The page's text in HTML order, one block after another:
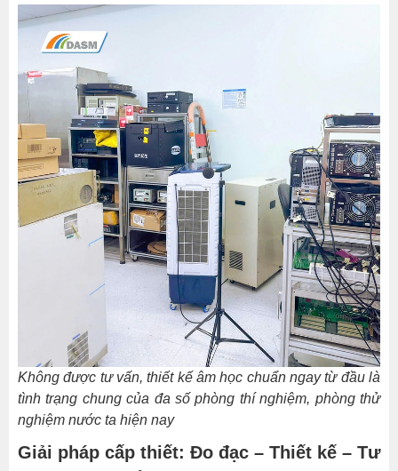
chuẩn
âm
học
chính
xác
Thiết
chuẩn
cho
phòng
thí
nghiệm
Không được tư vấn, thiết kế âm học chuẩn ngay từ đầu là
tình trạng chung của đa số phòng thí nghiệm, phòng thử
nghiệm nước ta hiện nay
Giải pháp cấp thiết: Đo đạc – Thiết kế – Tư